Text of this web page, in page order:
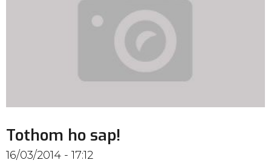
Tothom ho sap!
16/03/2014 - 17:12